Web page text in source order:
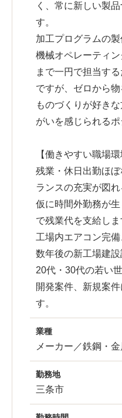
く、常に新しい製
す。
加工プログラムの製
機械オペレーティ
まで一円で担当す
ですが、ゼロから物
ものづくりが好き
がいを感じられるポ
【働きやすい職場環
残業・休日出勤ほ
ランスの充実が図れ
仮に時間外勤務が
で残業代を支給しま
工場内エアコン完備
数年後の新工場建設
20代・30代の若い
開発案件、新規案
す。
業種
メーカー／鉄鋼・
勤務地
三条市